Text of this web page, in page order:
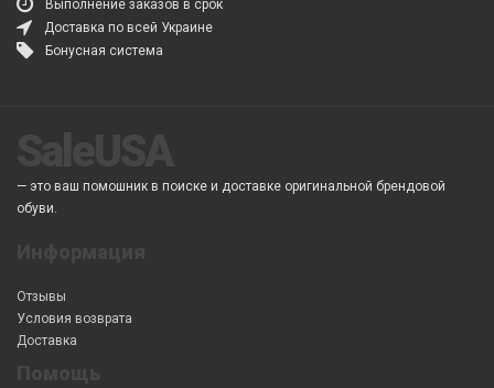
Выполнение заказов в срок
Доставка по всей Украине
Бонусная система
— это ваш помошник в поиске и доставке оригинальной брендовой
обуви.
Отзывы
Условия возврата
Доставка